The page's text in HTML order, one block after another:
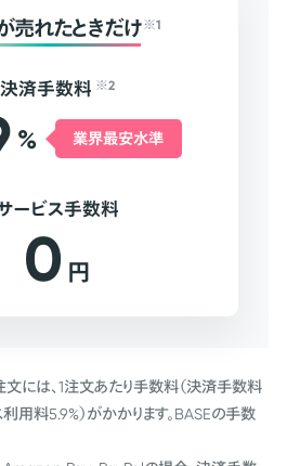
売れたときだけ ※1
決済手数料 ※2
% 業界最安水準
ービス手数料
0 円
文には、1注文あたり手数料（決済手数料
用料5.9%）がかかります。BASEの手数